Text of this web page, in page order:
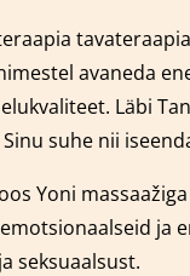
avaneda
Läbi
suhe nii
Yoni
ja
seksuaalsust.